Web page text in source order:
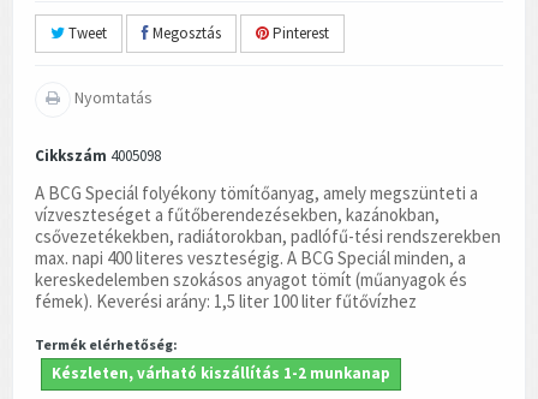
Tweet Megosztás Pinterest
Nyomtatás
Cikkszám 4005098
A BCG Speciál folyékony tömítőanyag, amely megszünteti a
vízveszteséget a fűtőberendezésekben, kazánokban,
csővezetékekben, radiátorokban, padlófű-tési rendszerekben
max. napi 400 literes veszteségig. A BCG Speciál minden, a
kereskedelemben szokásos anyagot tömít (műanyagok és
fémek). Keverési arány: 1,5 liter 100 liter fűtővízhez
Termék elérhetőség:
Készleten, várható kiszállítás 1-2 munkanap